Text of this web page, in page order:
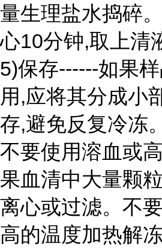
量生理盐水捣碎
心10分钟,取上清
5)保存------如果
用,应将其分成小
存,避免反复冷冻
不要使用溶血或
果血清中大量颗
离心或过滤。不
高的温度加热解